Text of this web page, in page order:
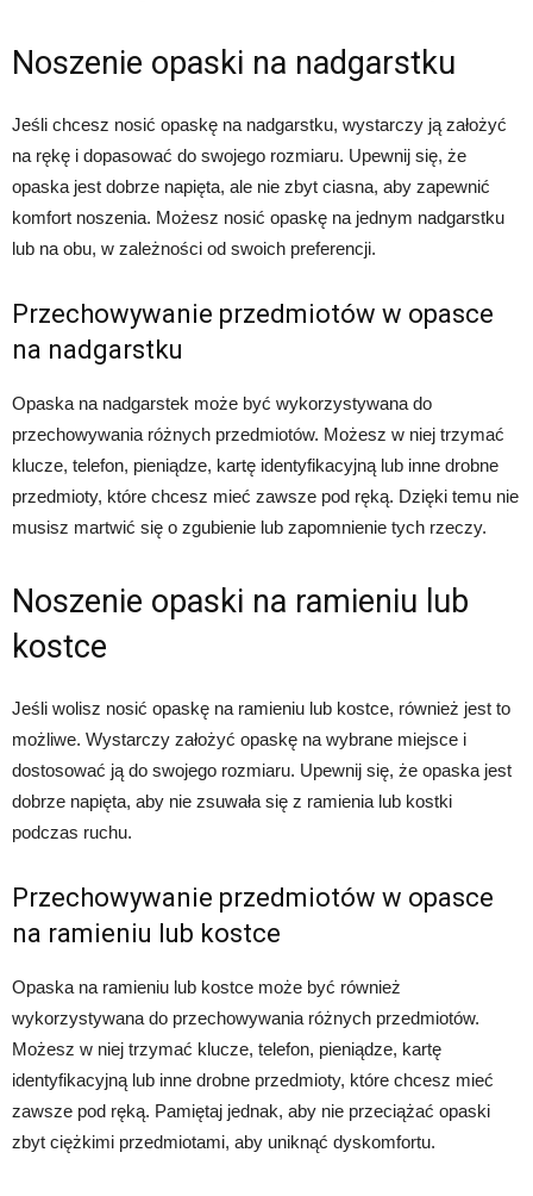
Noszenie opaski na nadgarstku
Jeśli chcesz nosić opaskę na nadgarstku, wystarczy ją założyć
na rękę i dopasować do swojego rozmiaru. Upewnij się, że
opaska jest dobrze napięta, ale nie zbyt ciasna, aby zapewnić
komfort noszenia. Możesz nosić opaskę na jednym nadgarstku
lub na obu, w zależności od swoich preferencji.
Przechowywanie przedmiotów w opasce
na nadgarstku
Opaska na nadgarstek może być wykorzystywana do
przechowywania różnych przedmiotów. Możesz w niej trzymać
klucze, telefon, pieniądze, kartę identyfikacyjną lub inne drobne
przedmioty, które chcesz mieć zawsze pod ręką. Dzięki temu nie
musisz martwić się o zgubienie lub zapomnienie tych rzeczy.
Noszenie opaski na ramieniu lub
kostce
Jeśli wolisz nosić opaskę na ramieniu lub kostce, również jest to
możliwe. Wystarczy założyć opaskę na wybrane miejsce i
dostosować ją do swojego rozmiaru. Upewnij się, że opaska jest
dobrze napięta, aby nie zsuwała się z ramienia lub kostki
podczas ruchu.
Przechowywanie przedmiotów w opasce
na ramieniu lub kostce
Opaska na ramieniu lub kostce może być również
wykorzystywana do przechowywania różnych przedmiotów.
Możesz w niej trzymać klucze, telefon, pieniądze, kartę
identyfikacyjną lub inne drobne przedmioty, które chcesz mieć
zawsze pod ręką. Pamiętaj jednak, aby nie przeciążać opaski
zbyt ciężkimi przedmiotami, aby uniknąć dyskomfortu.